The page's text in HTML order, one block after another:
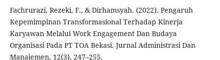
Fachrurazi, Rezeki, F., & Dirhamsyah. (2022). Pengaruh
Kepemimpinan Transformasional Terhadap Kinerja
Karyawan Melalui Work Engagement Dan Budaya
Organisasi Pada PT TOA Bekasi. Jurnal Administrasi Dan
Manajemen, 12(3), 247–255.